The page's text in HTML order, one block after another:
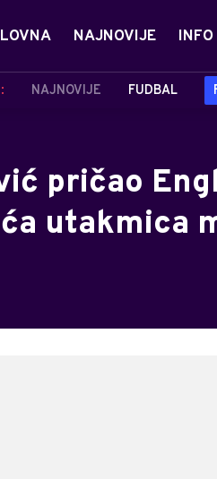
NAJNOVIJE INFO
NAJNOVIJE FUDBAL
pričao
utakmica